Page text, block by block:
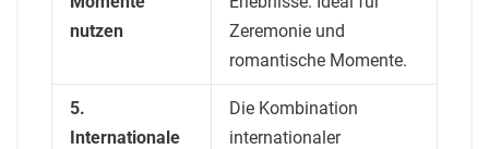
nutzen
Zeremonie und
romantische Momente.
5.
Internationale
Die Kombination
internationaler